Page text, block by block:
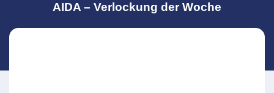
AIDA – Verlockung der Woche